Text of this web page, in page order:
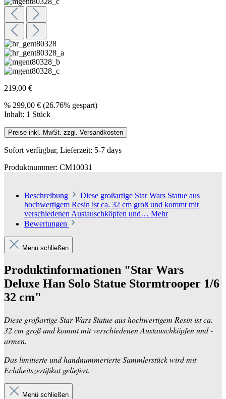
219,00 €
% 299,00 € (26.76% gespart)
Inhalt: 1 Stück
Preise inkl. MwSt. zzgl. Versandkosten
Sofort verfügbar, Lieferzeit: 5-7 days
Produktnummer: CM10031
Beschreibung
Diese großartige Star Wars Statue aus
hochwertigem Resin ist ca. 32 cm groß und kommt mit
verschiedenen Austauschköpfen und… Mehr
Bewertungen
Menü schließen
Produktinformationen "Star Wars
Deluxe Han Solo Statue Stormtrooper 1/6
32 cm"
Diese großartige Star Wars Statue aus hochwertigem Resin ist ca.
32 cm groß und kommt mit verschiedenen Austauschköpfen und -
armen.
Das limitierte und handnummerierte Sammlerstück wird mit
Echtheitszertifikat geliefert.
Menü schließen